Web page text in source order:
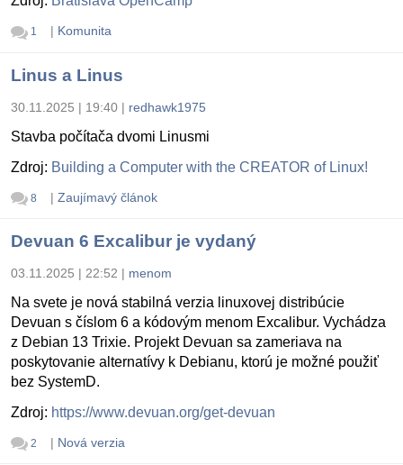
1 | Komunita
Linus a Linus
30.11.2025 | 19:40 | redhawk1975
Stavba počítača dvomi Linusmi
Zdroj: Building a Computer with the CREATOR of Linux!
8 | Zaujímavý článok
Devuan 6 Excalibur je vydaný
03.11.2025 | 22:52 | menom
Na svete je nová stabilná verzia linuxovej distribúcie
Devuan s číslom 6 a kódovým menom Excalibur. Vychádza
z Debian 13 Trixie. Projekt Devuan sa zameriava na
poskytovanie alternatívy k Debianu, ktorú je možné použiť
bez SystemD.
Zdroj: https://www.devuan.org/get-devuan
2 | Nová verzia